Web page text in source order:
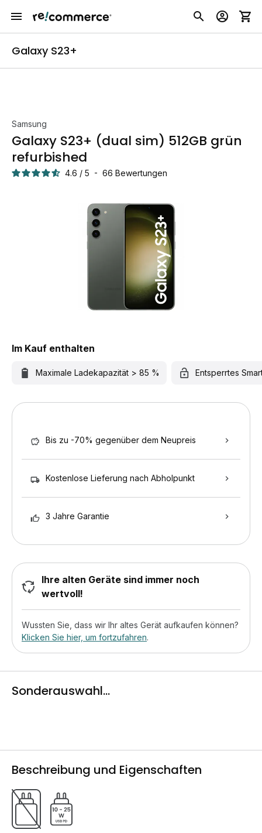
Galaxy S23+
Samsung
Galaxy S23+ (dual sim) 512GB grün
refurbished
4.6 / 5 - 66 Bewertungen
Im Kauf enthalten
Maximale Ladekapazität > 85 % Entsperrtes
Bis zu -70% gegenüber dem Neupreis
Kostenlose Lieferung nach Abholpunkt
3 Jahre Garantie
Ihre alten Geräte sind immer noch
wertvoll!
Wussten Sie, dass wir Ihr altes Gerät aufkaufen können?
Klicken Sie hier, um fortzufahren.
Sonderauswahl...
Beschreibung und Eigenschaften